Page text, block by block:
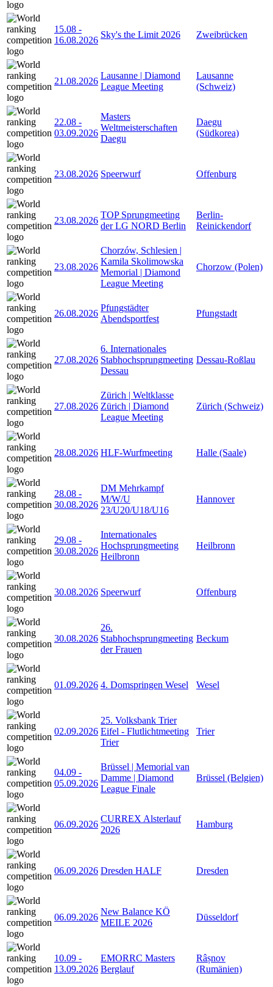
15.08 -
16.08.2026
Sky's the Limit 2026 Zweibrücken
21.08.2026
Lausanne | Diamond
League Meeting
Lausanne
(Schweiz)
22.08 -
03.09.2026
Masters
Weltmeisterschaften
Daegu
Daegu
(Südkorea)
23.08.2026 Speerwurf Offenburg
23.08.2026
TOP Sprungmeeting
der LG NORD Berlin
Berlin-
Reinickendorf
23.08.2026
Chorzów, Schlesien |
Kamila Skolimowska
Memorial | Diamond
League Meeting
Chorzow (Polen)
26.08.2026
Pfungstädter
Abendsportfest
Pfungstadt
27.08.2026
6. Internationales
Stabhochsprungmeeting
Dessau
Dessau-Roßlau
27.08.2026
Zürich | Weltklasse
Zürich | Diamond
League Meeting
Zürich (Schweiz)
28.08.2026 HLF-Wurfmeeting Halle (Saale)
28.08 -
30.08.2026
DM Mehrkampf
M/W/U
23/U20/U18/U16
Hannover
29.08 -
30.08.2026
Internationales
Hochsprungmeeting
Heilbronn
Heilbronn
30.08.2026 Speerwurf Offenburg
30.08.2026
26.
Stabhochsprungmeeting
der Frauen
Beckum
01.09.2026 4. Domspringen Wesel Wesel
02.09.2026
25. Volksbank Trier
Eifel - Flutlichtmeeting
Trier
Trier
04.09 -
05.09.2026
Brüssel | Memorial van
Damme | Diamond
League Finale
Brüssel (Belgien)
06.09.2026
CURREX Alsterlauf
2026
Hamburg
06.09.2026 Dresden HALF Dresden
06.09.2026
New Balance KÖ
MEILE 2026
Düsseldorf
10.09 -
13.09.2026
EMORRC Masters
Berglauf
Râșnov
(Rumänien)